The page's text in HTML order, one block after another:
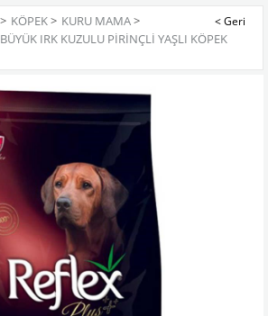
> KÖPEK> KURU MAMA>
IRK KUZULU PIRINÇLI YAŞLI KÖPEK